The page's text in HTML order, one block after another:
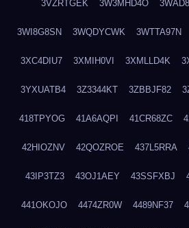
3VZRTGEK 3W3MHD4O
3WI8G8SN 3WQDYCWK 3WTTA97N
3XC4DIU7 3XMIH0VI 3XMLLD4K
3YXUATB4 3Z3344KT 3ZBBJF82
418TPYOG 41A6AQPI 41CR68ZC
42HIOZNV 42QOZROE 437L5RRA
43IP3TZ3 43OJ1AEY 43SSFXBJ
441OKOJO 4474ZR0W 4489NF37